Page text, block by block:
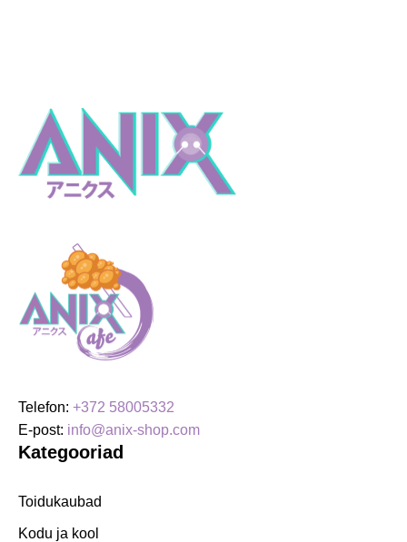
Telefon: +372 58005332
E-post: info@anix-shop.com
Kategooriad
Toidukaubad
Kodu ja kool